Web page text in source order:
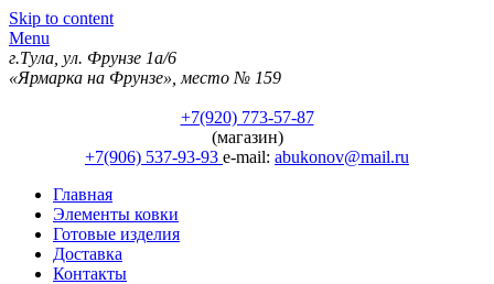
Skip to content
Menu
г.Тула, ул. Фрунзе 1а/6
«Ярмарка на Фрунзе», место № 159
+7(920) 773-57-87
(магазин)
+7(906) 537-93-93 e-mail: abukonov@mail.ru
Главная
Элементы ковки
Готовые изделия
Доставка
Контакты